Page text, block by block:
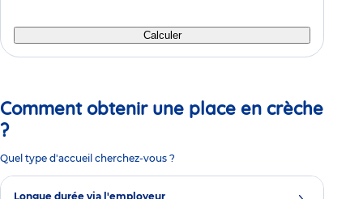
Calculer
Comment obtenir une place en crèche
?
Quel type d'accueil cherchez-vous ?
Longue durée via l'employeur